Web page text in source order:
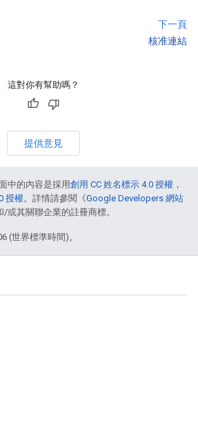
下一頁
核准連結
這對你有幫助嗎？
提供意見
中的內容是採用創用 CC 姓名標示 4.0 授權 ，
授權。詳情請參閱《Google Developers 網站
/或其關聯企業的註冊商標。
(世界標準時間)。